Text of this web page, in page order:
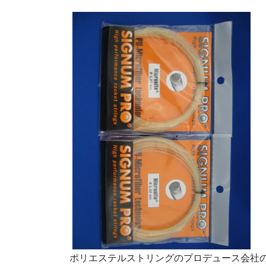
ポリエステルストリングのプロデュース会社